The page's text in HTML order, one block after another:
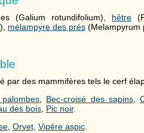
(Galium rotundifolium), hêtre
mélampyre des prés(Melampyrum
par des mammifères tels le cerf
Bec-croisé des sapins,
des bois, Pic noir.
, Orvet, Vipère aspic.